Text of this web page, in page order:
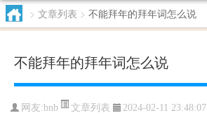
> 文章列表 > 不能拜年的拜年词怎么说
不能拜年的拜年词怎么说
网友:bnb 文章列表 2024-02-11 23:48:07